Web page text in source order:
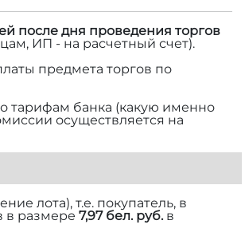
после дня проведения торгов
ИП - на расчетный счет).
предмета торгов по
тарифам банка (какую именно
осуществляется на
лота), т.е. покупатель, в
в размере 7,97 бел. руб.в